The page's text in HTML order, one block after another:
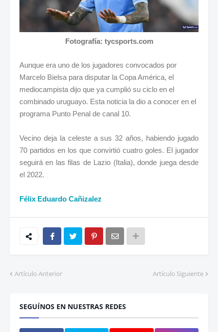
Fotografía: tycsports.com
Aunque era uno de los jugadores convocados por
Marcelo Bielsa para disputar la Copa América, el
mediocampista dijo que ya cumplió su ciclo en el
combinado uruguayo. Esta noticia la dio a conocer en el
programa Punto Penal de canal 10.
Vecino deja la celeste a sus 32 años, habiendo jugado
70 partidos en los que convirtió cuatro goles. El jugador
seguirá en las filas de Lazio (Italia), donde juega desde
el 2022.
Félix Eduardo Cañizalez
Artículo Anterior Artículo Siguiente
SEGUÍNOS EN NUESTRAS REDES